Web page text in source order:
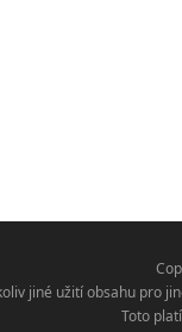
jiné užití obsahu pro
Toto